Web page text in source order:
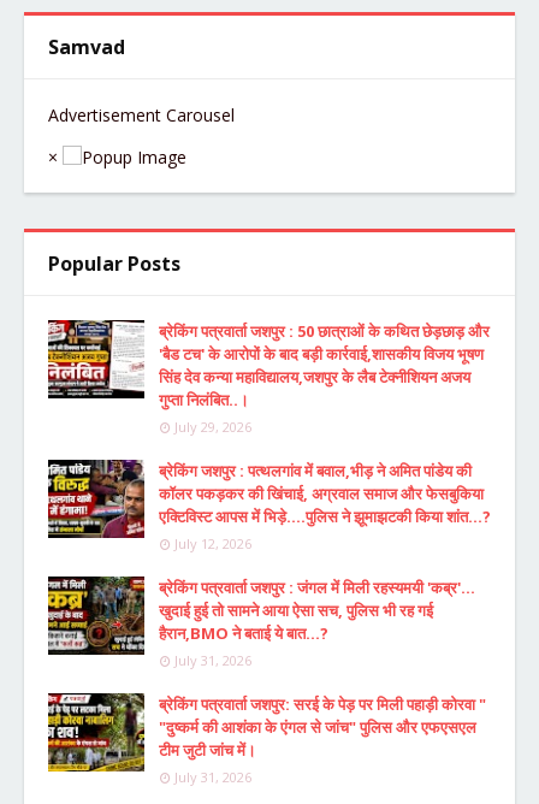
Samvad
Advertisement Carousel
×
Popular Posts
ब्रेकिंग पत्रवार्ता जशपुर : 50 छात्राओं के कथित छेड़छाड़ और
'बैड टच' के आरोपों के बाद बड़ी कार्रवाई,शासकीय विजय भूषण
सिंह देव कन्या महाविद्यालय,जशपुर के लैब टेक्नीशियन अजय
गुप्ता निलंबित..।
July 29, 2026
ब्रेकिंग जशपुर : पत्थलगांव में बवाल,भीड़ ने अमित पांडेय की
कॉलर पकड़कर की खिंचाई, अग्रवाल समाज और फेसबुकिया
एक्टिविस्ट आपस में भिड़े....पुलिस ने झूमाझटकी किया शांत...?
July 12, 2026
ब्रेकिंग पत्रवार्ता जशपुर : जंगल में मिली रहस्यमयी 'कब्र'...
खुदाई हुई तो सामने आया ऐसा सच, पुलिस भी रह गई
हैरान,BMO ने बताई ये बात...?
July 31, 2026
ब्रेकिंग पत्रवार्ता जशपुर: सरई के पेड़ पर मिली पहाड़ी कोरवा "
"दुष्कर्म की आशंका के एंगल से जांच" पुलिस और एफएसएल
टीम जुटी जांच में।
July 31, 2026